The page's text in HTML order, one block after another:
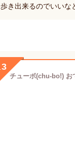
歩き出来るのでいいな
3